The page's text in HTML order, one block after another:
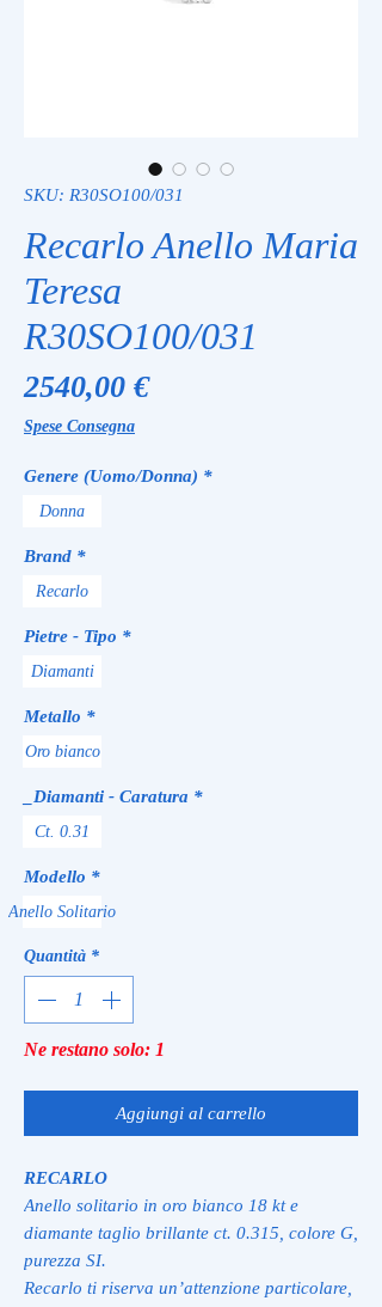
SKU: R30SO100/031
Recarlo Anello Maria
Teresa
R30SO100/031
2540,00 €Prezzo
Spese Consegna
Genere (Uomo/Donna) *
Donna
Brand *
Recarlo
Pietre - Tipo *
Diamanti
Metallo *
Oro bianco
_Diamanti - Caratura *
Ct. 0.31
Modello *
Anello Solitario
Quantità *
Ne restano solo: 1
Aggiungi al carrello
RECARLO
Anello solitario in oro bianco 18 kt e
diamante taglio brillante ct. 0.315, colore G,
purezza SI.
Recarlo ti riserva un’attenzione particolare,